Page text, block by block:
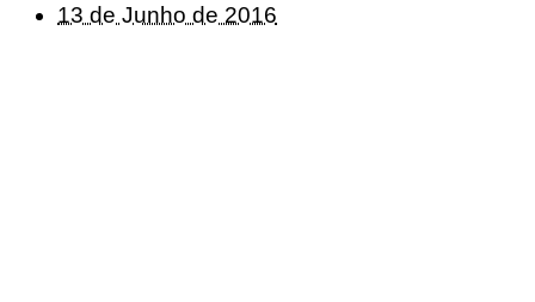
13 de Junho de 2016